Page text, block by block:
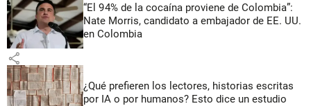
“El 94% de la cocaína proviene de Colombia”:
Nate Morris, candidato a embajador de EE. UU.
en Colombia
share
¿Qué prefieren los lectores, historias escritas
por IA o por humanos? Esto dice un estudio